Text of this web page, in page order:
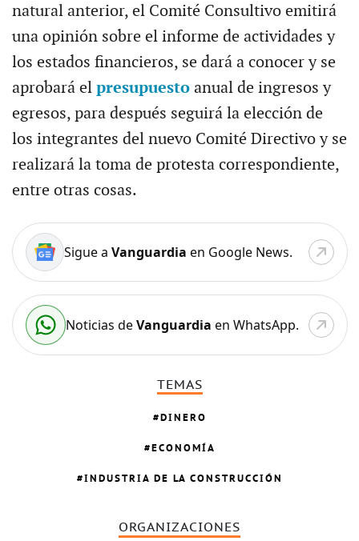
natural anterior, el Comité Consultivo emitirá
una opinión sobre el informe de actividades y
los estados financieros, se dará a conocer y se
aprobará el presupuestoanual de ingresos y
egresos, para después seguirá la elección de
los integrantes del nuevo Comité Directivo y se
realizará la toma de protesta correspondiente,
entre otras cosas.
Sigue a Vanguardia en Google News.
Noticias deVanguardia en WhatsApp.
TEMAS
DINERO
ECONOMÍA
INDUSTRIA DE LA CONSTRUCCIÓN
ORGANIZACIONES